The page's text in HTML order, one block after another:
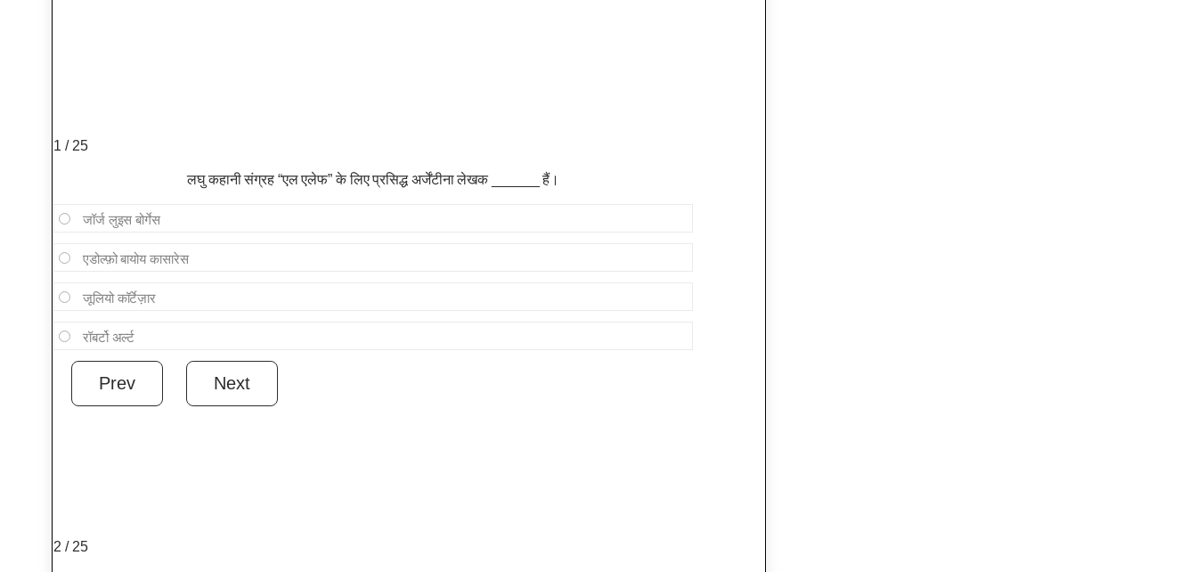
1 / 25
लघु कहानी संग्रह “एल एलेफ” के लिए प्रसिद्ध अर्जेंटीना लेखक ______ हैं।
जॉर्ज लुइस बोर्गेस
एडोल्फ़ो बायोय कासारेस
जूलियो कॉर्टेज़ार
रॉबर्टो अर्ल्ट
2 / 25